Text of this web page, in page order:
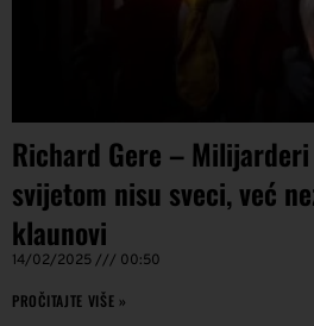
Richard Gere –
svijetom nisu sveci, već
klaunovi
14/02/2025 00:50
PROČITAJTE VIŠE »